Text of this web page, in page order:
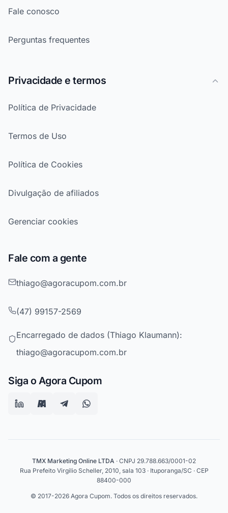
Fale conosco
Perguntas frequentes
Privacidade e termos
Política de Privacidade
Termos de Uso
Política de Cookies
Divulgação de afiliados
Gerenciar cookies
Fale com a gente
thiago@agoracupom.com.br
(47) 99157-2569
Encarregado de dados (Thiago Klaumann):
thiago@agoracupom.com.br
Siga o Agora Cupom
TMX Marketing Online LTDA · CNPJ 29.788.663/0001-02
Rua Prefeito Virgilio Scheller, 2010, sala 103 · Ituporanga/SC · CEP
88400-000
© 2017-2026 Agora Cupom. Todos os direitos reservados.